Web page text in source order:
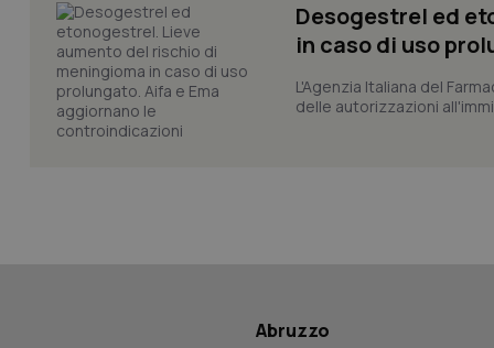
Desogestrel ed
in caso di uso
L'Agenzia Italiana del
delle autorizzazioni
Abruzzo
_ga_0VMQEQKQ1N
Nome